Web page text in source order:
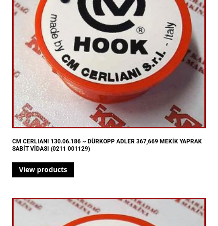
CM CERLIANI 130.06.186 ~ DÜRKOPP ADLER 367,669 MEKİK YAPRAK
SABİT VİDASI (0211 001129)
View products